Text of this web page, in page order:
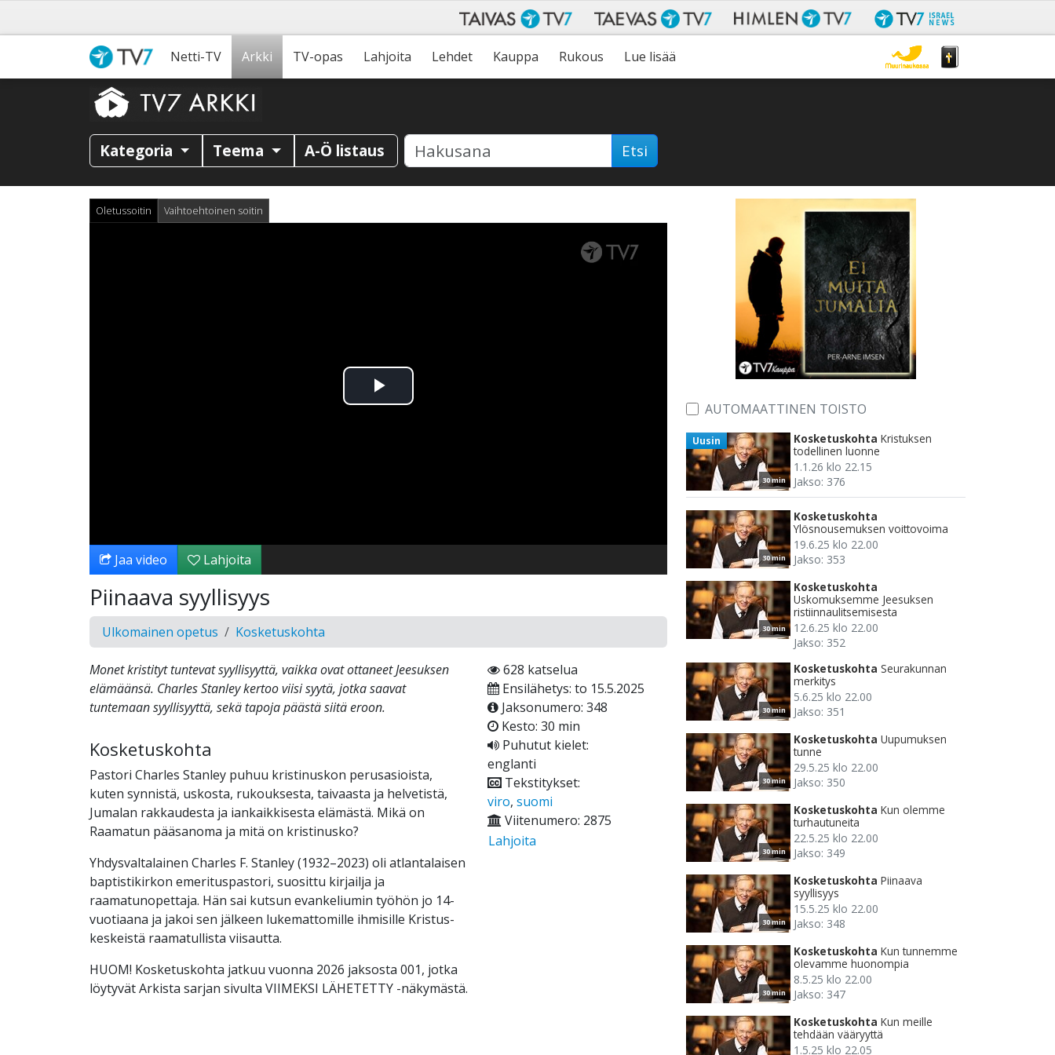
Netti-TV Arkki TV-opas Lahjoita Lehdet Kauppa Rukous Lue lisää
Kategoria Teema A-Ö listaus Etsi
Oletussoitin Vaihtoehtoinen soitin
Toista
Jaa video Lahjoita
Piinaava syyllisyys
Ulkomainen opetus Kosketuskohta
Monet kristityt tuntevat syyllisyyttä, vaikka ovat ottaneet ​​Jeesuksen
elämäänsä. Charles Stanley kertoo viisi syytä, jotka saavat
tuntemaan syyllisyyttä, sekä tapoja päästä siitä eroon.
Kosketuskohta
Pastori Charles Stanley puhuu kristinuskon perusasioista,
kuten synnistä, uskosta, rukouksesta, taivaasta ja helvetistä,
Jumalan rakkaudesta ja iankaikkisesta elämästä. Mikä on
Raamatun pääsanoma ja mitä on kristinusko?
Yhdysvaltalainen Charles F. Stanley (1932–2023) oli atlantalaisen
baptistikirkon emerituspastori, suosittu kirjailja ja
raamatunopettaja. Hän sai kutsun evankeliumin työhön jo 14-
vuotiaana ja jakoi sen jälkeen lukemattomille ihmisille Kristus-
keskeistä raamatullista viisautta.
HUOM! Kosketuskohta jatkuu vuonna 2026 jaksosta 001, jotka
löytyvät Arkista sarjan sivulta VIIMEKSI LÄHETETTY -näkymästä.
628 katselua
Ensilähetys: to 15.5.2025
Jaksonumero: 348
Kesto: 30 min
Puhutut kielet:
englanti
Tekstitykset:
viro, suomi
Viitenumero: 2875
Lahjoita
AUTOMAATTINEN TOISTO
30 min
Uusin Kosketuskohta Kristuksen
todellinen luonne
1.1.26 klo 22.15
Jakso: 376
30 min
Kosketuskohta
Ylösnousemuksen voittovoima
19.6.25 klo 22.00
Jakso: 353
30 min
Kosketuskohta
Uskomuksemme Jeesuksen
ristiinnaulitsemisesta
12.6.25 klo 22.00
Jakso: 352
30 min
Kosketuskohta Seurakunnan
merkitys
5.6.25 klo 22.00
Jakso: 351
30 min
Kosketuskohta Uupumuksen
tunne
29.5.25 klo 22.00
Jakso: 350
30 min
Kosketuskohta Kun olemme
turhautuneita
22.5.25 klo 22.00
Jakso: 349
30 min
Kosketuskohta Piinaava
syyllisyys
15.5.25 klo 22.00
Jakso: 348
30 min
Kosketuskohta Kun tunnemme
olevamme huonompia
8.5.25 klo 22.00
Jakso: 347
Kosketuskohta Kun meille
tehdään vääryyttä
1.5.25 klo 22.05